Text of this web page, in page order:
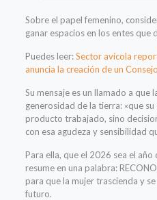
Sobre el papel femenino,
ganar espacios en los entes que
Puedes leer:Sector avícola
anuncia la creación de un
Su mensaje es un llamado a que
generosidad de la tierra: «que su
producto trabajado, sino
con esa agudeza y sensibilidad
Para ella, que el 2026 sea el
resume en una palabra:
para que la mujer trascienda y
futuro.